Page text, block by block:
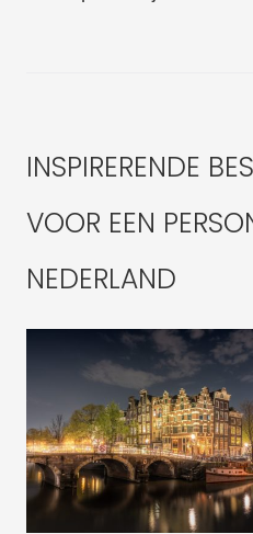
INSPIRERENDE
VOOR EEN
NEDERLAND